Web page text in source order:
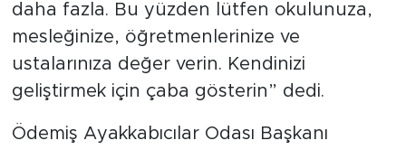
daha fazla. Bu yüzden lütfen okulunuza,
mesleğinize, öğretmenlerinize ve
ustalarınıza değer verin. Kendinizi
geliştirmek için çaba gösterin” dedi.
Ödemiş Ayakkabıcılar Odası Başkanı